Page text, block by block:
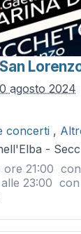
agosto 2024
concerti ,
-
ore 21:00
23:00